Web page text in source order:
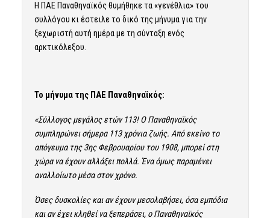
Η ΠΑΕ Παναθηναϊκός θυμήθηκε τα «γενέθλια» του
συλλόγου κι έστειλε το δικό της μήνυμα για την
ξεχωριστή αυτή ημέρα με τη σύνταξη ενός
αρκτικόλεξου.
Το μήνυμα της ΠΑΕ Παναθηναϊκός:
«Σύλλογος μεγάλος ετών 113! Ο Παναθηναϊκός
συμπληρώνει σήμερα 113 χρόνια ζωής. Από εκείνο το
απόγευμα της 3ης Φεβρουαρίου του 1908, μπορεί στη
χώρα να έχουν αλλάξει πολλά. Ένα όμως παραμένει
αναλλοίωτο μέσα στον χρόνο.
Όσες δυσκολίες και αν έχουν μεσολαβήσει, όσα εμπόδια
και αν έχει κληθεί να ξεπεράσει, ο Παναθηναϊκός